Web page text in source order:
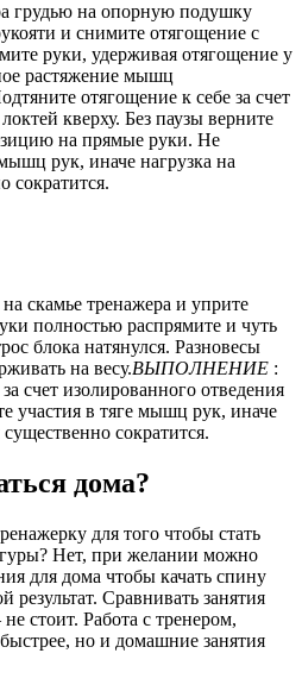
грудью на опорную подушку
и снимите отягощение с
руки, удерживая отягощение у
растяжение мышц
отягощение к себе за счет
кверху. Без паузы верните
на прямые руки. Не
рук, иначе нагрузка на
скамье тренажера и уприте
полностью распрямите и чуть
блока натянулся. Разновесы
на весу.ВЫПОЛНЕНИЕ :
счет изолированного отведения
участия в тяге мышц рук, иначе
сократится.
дома?
для того чтобы стать
Нет, при желании можно
для дома чтобы качать спину
результат. Сравнивать занятия
стоит. Работа с тренером,
но и домашние занятия